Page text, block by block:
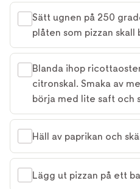
Sätt ugnen på 250
plåten som pizzan skall
Blanda ihop
citronskal. Smaka av
börja med lite saft och
Häll av paprikan och
Lägg ut pizzan på ett